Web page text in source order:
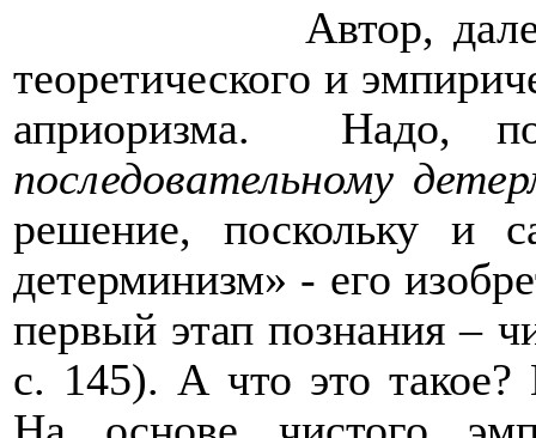
Автор,
теоретического и
априоризма.
Надо,
последовательному
решение, поскольку и
детерминизм» - его
первый этап познания –
с. 145). А что это